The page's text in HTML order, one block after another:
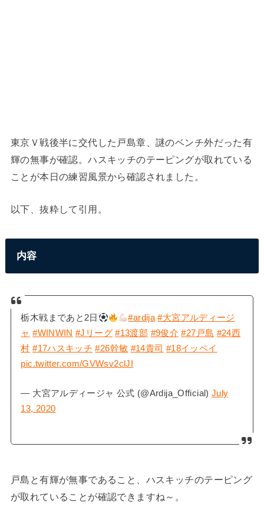
東京Ｖ戦後半に交代した戸島章、謎のベンチ外だった有
輝の無事が確認。ハスキッチのテーピングが取れている
ことが本日の練習風景から確認されました。
以下、抜粋して引用。
内容
栃木戦まであと2日 #ardija #大宮アルディージ
ャ #WINWIN #Jリーグ #13渡部 #9俊介 #27戸島 #24西
村 #17ハスキッチ #26幹敏 #14貴司 #18イッペイ
pic.twitter.com/GVWsv2clJI
— 大宮アルディージャ 公式 (@Ardija_Official) July
13, 2020
戸島と有輝が無事であること、ハスキッチのテーピング
が取れていることが確認できますね～。